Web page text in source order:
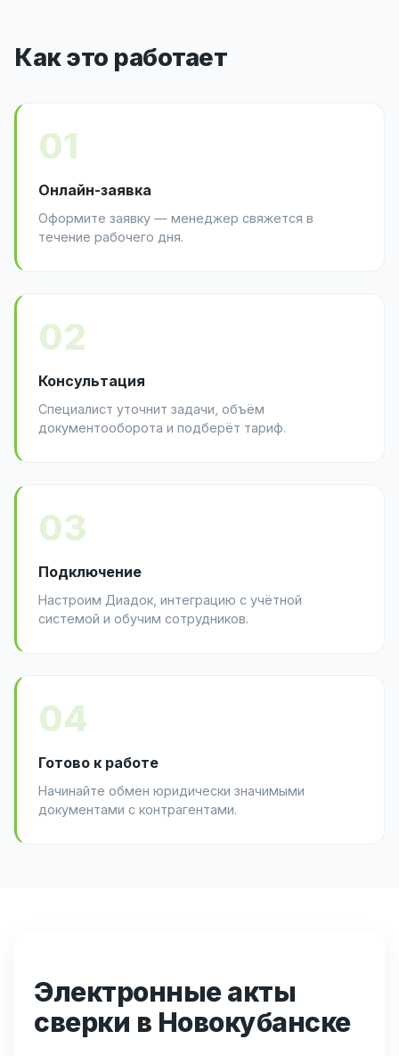
Как это работает
01
Онлайн-заявка
Оформите заявку — менеджер свяжется в
течение рабочего дня.
02
Консультация
Специалист уточнит задачи, объём
документооборота и подберёт тариф.
03
Подключение
Настроим Диадок, интеграцию с учётной
системой и обучим сотрудников.
04
Готово к работе
Начинайте обмен юридически значимыми
документами с контрагентами.
Электронные акты
сверки в Новокубанске